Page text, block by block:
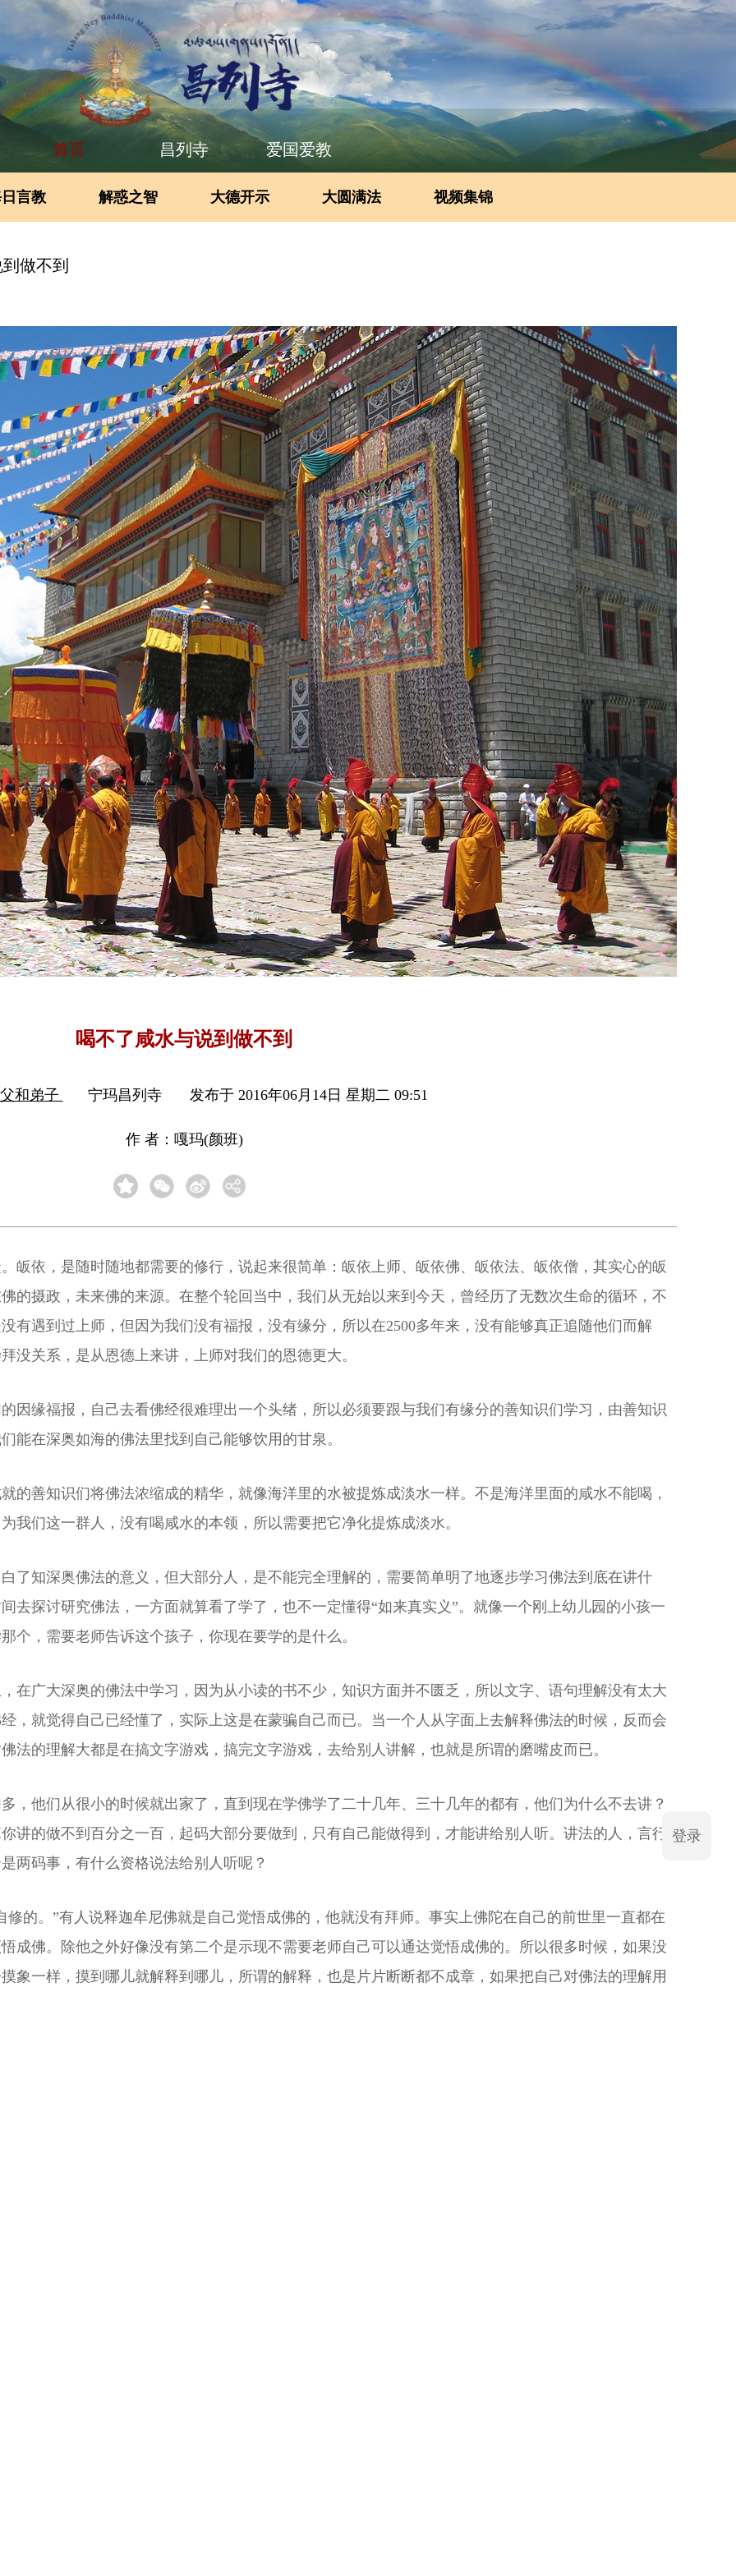
首页 昌列寺 爱国爱教
言教 解惑之智 大德开示 大圆满法 视频集锦
做不到
喝不了咸水与说到做不到
和弟子 宁玛昌列寺 发布于 2016年06月14日 星期二 09:51
作 者：嘎玛(颜班)
皈依，是随时随地都需要的修行，说起来很简单：皈依上师、皈依佛、皈依法、皈依僧，其实心的皈
的摄政，未来佛的来源。在整个轮回当中，我们从无始以来到今天，曾经历了无数次生命的循环，不
有遇到过上师，但因为我们没有福报，没有缘分，所以在2500多年来，没有能够真正追随他们而解
没关系，是从恩德上来讲，上师对我们的恩德更大。
因缘福报，自己去看佛经很难理出一个头绪，所以必须要跟与我们有缘分的善知识们学习，由善知识
能在深奥如海的佛法里找到自己能够饮用的甘泉。
的善知识们将佛法浓缩成的精华，就像海洋里的水被提炼成淡水一样。不是海洋里面的咸水不能喝，
我们这一群人，没有喝咸水的本领，所以需要把它净化提炼成淡水。
了知深奥佛法的意义，但大部分人，是不能完全理解的，需要简单明了地逐步学习佛法到底在讲什
去探讨研究佛法，一方面就算看了学了，也不一定懂得“如来真实义”。就像一个刚上幼儿园的小孩一
个，需要老师告诉这个孩子，你现在要学的是什么。
在广大深奥的佛法中学习，因为从小读的书不少，知识方面并不匮乏，所以文字、语句理解没有太大
，就觉得自己已经懂了，实际上这是在蒙骗自己而已。当一个人从字面上去解释佛法的时候，反而会
法的理解大都是在搞文字游戏，搞完文字游戏，去给别人讲解，也就是所谓的磨嘴皮而已。
，他们从很小的时候就出家了，直到现在学佛学了二十几年、三十几年的都有，他们为什么不去讲？
讲的做不到百分之一百，起码大部分要做到，只有自己能做得到，才能讲给别人听。讲法的人，言行
两码事，有什么资格说法给别人听呢？
的。”有人说释迦牟尼佛就是自己觉悟成佛的，他就没有拜师。事实上佛陀在自己的前世里一直都在
成佛。除他之外好像没有第二个是示现不需要老师自己可以通达觉悟成佛的。所以很多时候，如果没
象一样，摸到哪儿就解释到哪儿，所谓的解释，也是片片断断都不成章，如果把自己对佛法的理解用
登录